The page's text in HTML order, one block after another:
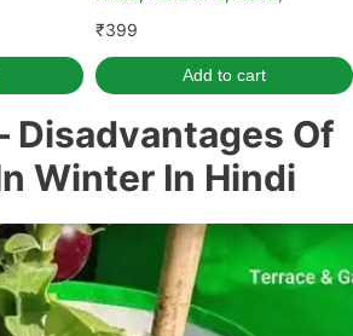
₹399
Add to cart
Disadvantages Of
Winter In Hindi